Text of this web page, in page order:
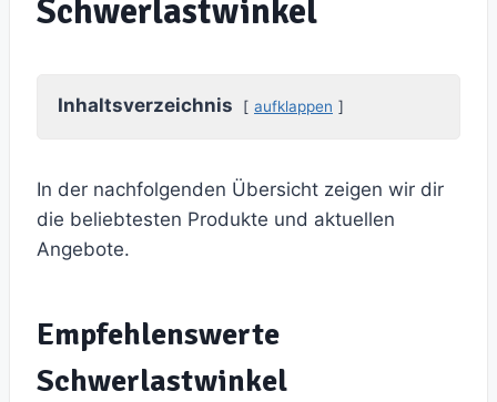
Schwerlastwinkel
Inhaltsverzeichnis aufklappen
In der nachfolgenden Übersicht zeigen wir dir
die beliebtesten Produkte und aktuellen
Angebote.
Empfehlenswerte
Schwerlastwinkel